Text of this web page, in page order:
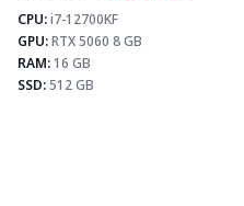
CPU:i7-12700KF
GPU:RTX 5060 8 GB
RAM:16 GB
SSD:512 GB